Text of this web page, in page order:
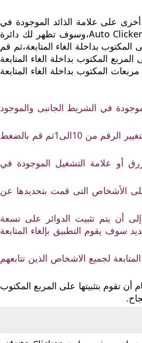
على علامة الذائد الموجودة في
الشريط الجانبى الموجود على شاشة الهاتف الخاص بتطبيق Auto Clicker،وسوف تظهر لك دائرة
الثانى المكتوب بداخلة الغاء المتابعة،ثم قم
المكتوب بداخلة الغاء المتابعة
المكتوب بداخلة الغاء المتابعة
في الشريط الجانبى والموجود
بعد ذالك تظهر لك قائمة،قم باختيار عدد الدوارات،ثم قم بتغيير الرقم من 10الى1ثم قم بالضغط
أو علامة التشغيل الموجودة في
الأشخاص التى قمت بتحديدها عن
أن يتم تثبيت الدوائر على تسعة
سوف يقوم التطبيق بإلغاء المتابعة
لجميع الاشخاص الذين تتابعهم
أن تقوم بتثبيتها على المربع المكتوب